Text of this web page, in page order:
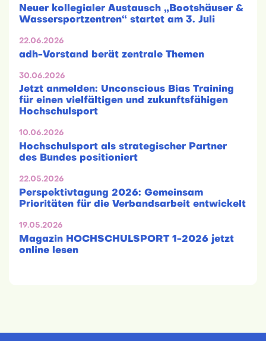
Neuer kollegialer Austausch „Bootshäuser &
Wassersportzentren“ startet am 3. Juli
22.06.2026
adh-Vorstand berät zentrale Themen
30.06.2026
Jetzt anmelden: Unconscious Bias Training
für einen vielfältigen und zukunftsfähigen
Hochschulsport
10.06.2026
Hochschulsport als strategischer Partner
des Bundes positioniert
22.05.2026
Perspektivtagung 2026: Gemeinsam
Prioritäten für die Verbandsarbeit entwickelt
19.05.2026
Magazin HOCHSCHULSPORT 1-2026 jetzt
online lesen